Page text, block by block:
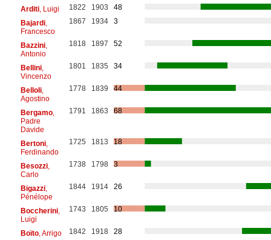
Arditi, Luigi 1822 1903
48
Bajardi,
Francesco
1867 1934 3
Bazzini,
Antonio
1818 1897 52
Bellini,
Vincenzo
1801 1835 34
Belloli,
Agostino
1778 1839 44
Bergamo,
Padre
Davide
1791 1863 68
Bertoni,
Ferdinando
1725 1813 18
Besozzi,
Carlo
1738 1798 3
Bigazzi,
Pénélope
1844 1914 26
Boccherini,
Luigi
1743 1805 10
Boïto, Arrigo 1842 1918
28